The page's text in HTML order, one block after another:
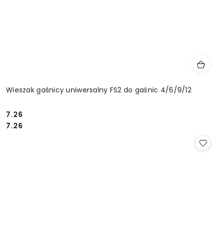
Wieszak gaśnicy uniwersalny FS2 do gaśnic 4/6/9/12
Cena:
7.26
Cena:
7.26